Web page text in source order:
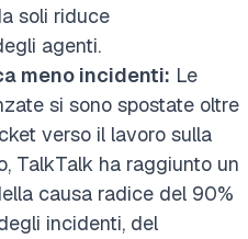
soli riduce
agenti.
meno incidenti: Le
si sono spostate oltre
verso il lavoro sulla
TalkTalk ha raggiunto un
causa radice del 90%
incidenti, del